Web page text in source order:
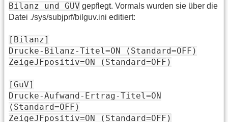
Bilanz und GUV gepflegt. Vormals wurden sie über die
Datei ./sys/subjprf/bilguv.ini editiert:
[Bilanz]
Drucke-Bilanz-Titel=ON (Standard=OFF)
ZeigeJFpositiv=ON (Standard=OFF)
[GuV]
Drucke-Aufwand-Ertrag-Titel=ON
(Standard=OFF)
ZeigeJFpositiv=ON (Standard=OFF)